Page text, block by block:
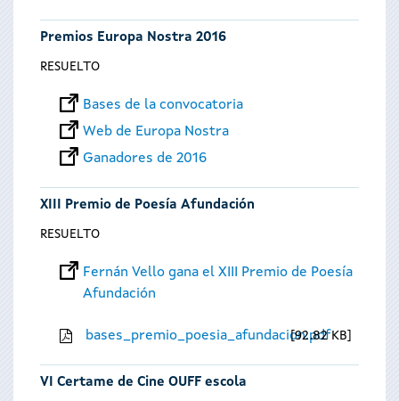
Premios Europa Nostra 2016
RESUELTO
Bases de la convocatoria
Web de Europa Nostra
Ganadores de 2016
XIII Premio de Poesía Afundación
RESUELTO
Fernán Vello gana el XIII Premio de Poesía
Afundación
bases_premio_poesia_afundacion.pdf
92.82 KB
VI Certame de Cine OUFF escola